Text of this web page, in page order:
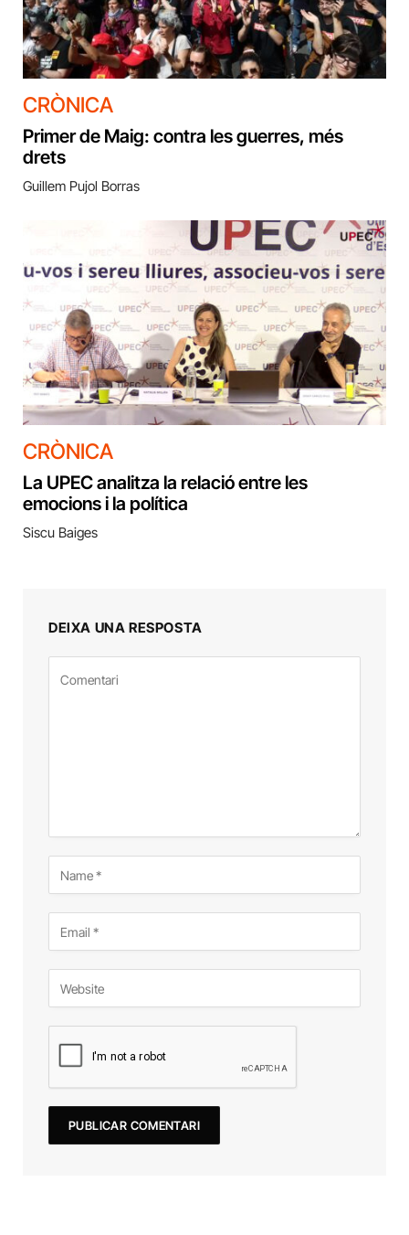
CRÒNICA
Primer de Maig: contra les guerres, més
drets
Guillem Pujol Borras
CRÒNICA
La UPEC analitza la relació entre les
emocions i la política
Siscu Baiges
DEIXA UNA RESPOSTA